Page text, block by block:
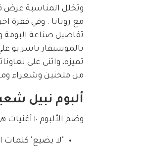
وتخلل المناسبة عرض
مع روتانا . وفي فقرة
تفاصيل صناعة البومة
بالموسيقار ياسر بو
تميزه، واثنى على
من ملحنين وشعراء
ألبوم نبيل
وضم الألبوم ١٠ أغنيات هي:
"لا يضيع" كلمات